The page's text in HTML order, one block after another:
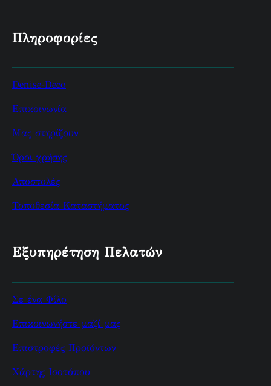
Πληροφορίες
Denise-Deco
Επικοινωνία
Μας στηρίζουν
Όροι χρήσης
Αποστολές
Τοποθεσία Καταστήματος
Εξυπηρέτηση Πελατών
Σε ένα Φίλο
Επικοινωνήστε μαζί μας
Επιστροφές Προϊόντων
Χάρτης Ισοτόπου